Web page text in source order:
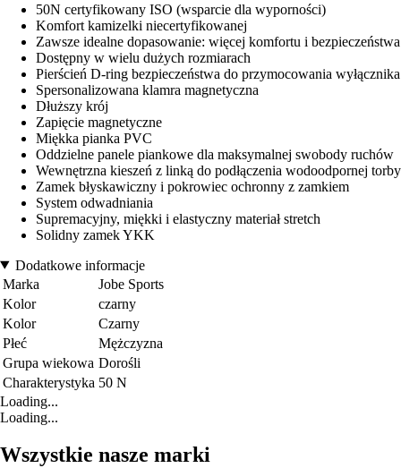
50N certyfikowany ISO (wsparcie dla wyporności)
Komfort kamizelki niecertyfikowanej
Zawsze idealne dopasowanie: więcej komfortu i bezpieczeństwa
Dostępny w wielu dużych rozmiarach
Pierścień D-ring bezpieczeństwa do przymocowania wyłącznika
Spersonalizowana klamra magnetyczna
Dłuższy krój
Zapięcie magnetyczne
Miękka pianka PVC
Oddzielne panele piankowe dla maksymalnej swobody ruchów
Wewnętrzna kieszeń z linką do podłączenia wodoodpornej torby
Zamek błyskawiczny i pokrowiec ochronny z zamkiem
System odwadniania
Supremacyjny, miękki i elastyczny materiał stretch
Solidny zamek YKK
Dodatkowe informacje
Marka
Jobe Sports
Kolor
czarny
Kolor
Czarny
Płeć
Mężczyzna
Grupa wiekowa Dorośli
Charakterystyka 50 N
Loading...
Loading...
Wszystkie nasze marki